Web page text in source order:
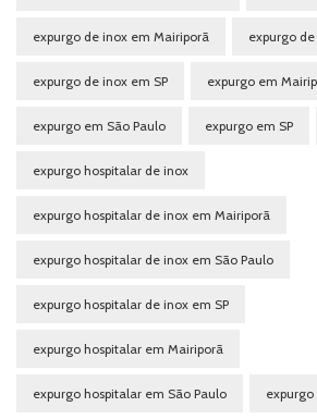
expurgo de inox em Mairiporã expurgo
expurgo de inox em SP expurgo em
expurgo em São Paulo expurgo em SP
expurgo hospitalar de inox
expurgo hospitalar de inox em Mairiporã
expurgo hospitalar de inox em São Paulo
expurgo hospitalar de inox em SP
expurgo hospitalar em Mairiporã
expurgo hospitalar em São Paulo expurgo